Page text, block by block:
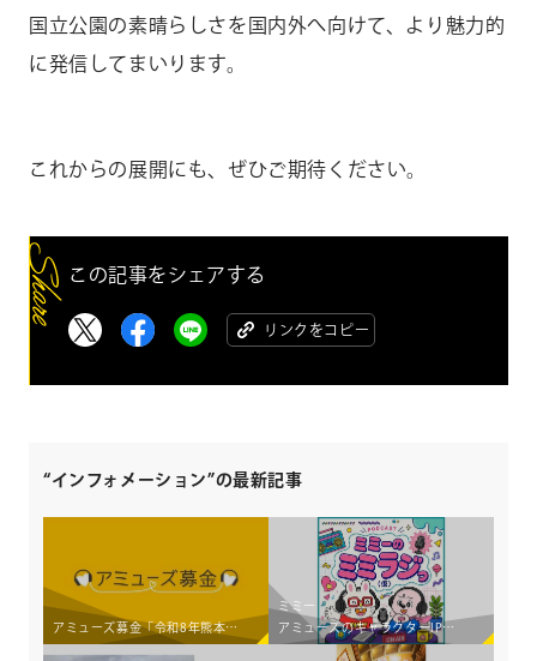
国立公園の素晴らしさを国内外へ向けて、より魅力的
に発信してまいります。
これからの展開にも、ぜひご期待ください。
この記事をシェアする
リンクをコピー
“インフォメーション”の最新記事
アミューズ募金「令和8年熊本地震災害義援金」受付開始のお知らせ
ミミー
アミューズのキャラクターIP×若手アーティスト育成コンテンツ 新Podcast番組「ミミーのミミラジっ（仮）」 8月6日（木）より配信スタート！